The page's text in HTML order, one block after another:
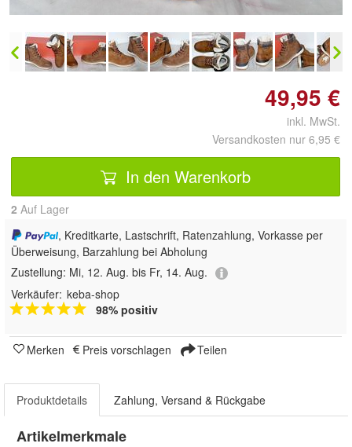
49,95 €
inkl. MwSt.
Versandkosten nur 6,95 €
In den Warenkorb
2 Auf Lager
, Kreditkarte, Lastschrift, Ratenzahlung, Vorkasse per
Überweisung, Barzahlung bei Abholung
Zustellung: Mi, 12. Aug. bis Fr, 14. Aug.
Verkäufer: keba-shop
98% positiv
Merken Preis vorschlagen Teilen
Produktdetails Zahlung, Versand & Rückgabe
Artikelmerkmale